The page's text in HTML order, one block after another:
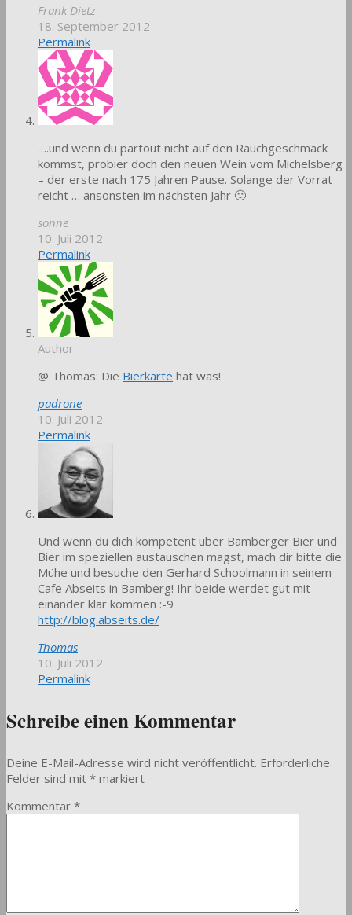
Frank Dietz
18. September 2012
Permalink
….und wenn du partout nicht auf den Rauchgeschmack
kommst, probier doch den neuen Wein vom Michelsberg
– der erste nach 175 Jahren Pause. Solange der Vorrat
reicht … ansonsten im nächsten Jahr 🙂
sonne
10. Juli 2012
Permalink
Author
@ Thomas: Die Bierkarte hat was!
padrone
10. Juli 2012
Permalink
Und wenn du dich kompetent über Bamberger Bier und
Bier im speziellen austauschen magst, mach dir bitte die
Mühe und besuche den Gerhard Schoolmann in seinem
Cafe Abseits in Bamberg! Ihr beide werdet gut mit
einander klar kommen :-9
http://blog.abseits.de/
Thomas
10. Juli 2012
Permalink
Schreibe einen Kommentar
Deine E-Mail-Adresse wird nicht veröffentlicht. Erforderliche
Felder sind mit * markiert
Kommentar *